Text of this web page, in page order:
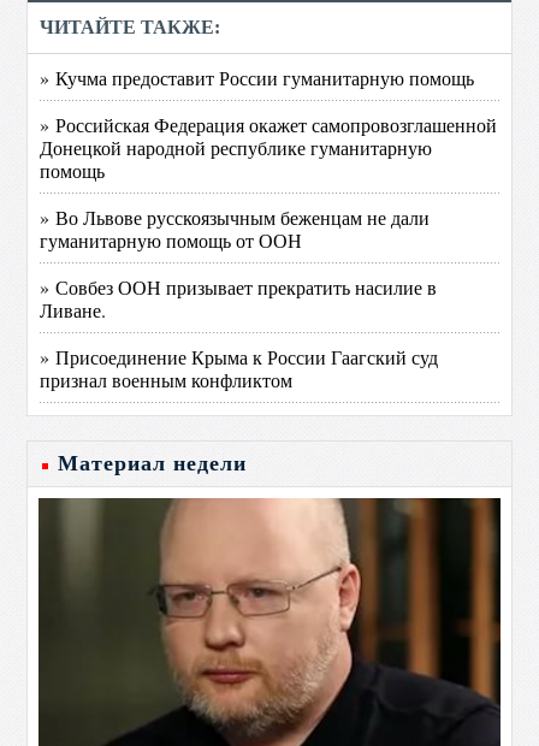
ЧИТАЙТЕ ТАКЖЕ:
» Кучма предоставит России гуманитарную помощь
» Российская Федерация окажет самопровозглашенной
Донецкой народной республике гуманитарную
помощь
» Во Львове русскоязычным беженцам не дали
гуманитарную помощь от ООН
» Совбез ООН призывает прекратить насилие в
Ливане.
» Присоединение Крыма к России Гаагский суд
признал военным конфликтом
Материал недели